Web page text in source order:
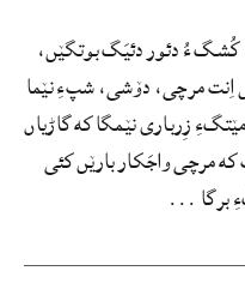
کُشگ ءُ دئور دئیَگ بوتگێں،
مرچی، دۆشی، شپءِ نێما
زِرباری نێمگا که گاڑیاں
مرچی واجَکار بارێں کئی
برگا ...